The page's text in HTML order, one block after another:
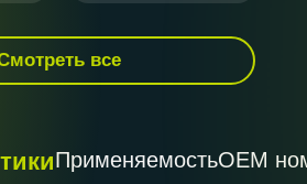
все
ПрименяемостьОЕМ